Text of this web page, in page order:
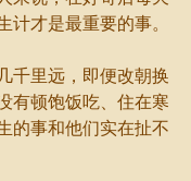
计才是最重要的事。
里远，即便改朝换
有顿饱饭吃、住在寒
的事和他们实在扯不